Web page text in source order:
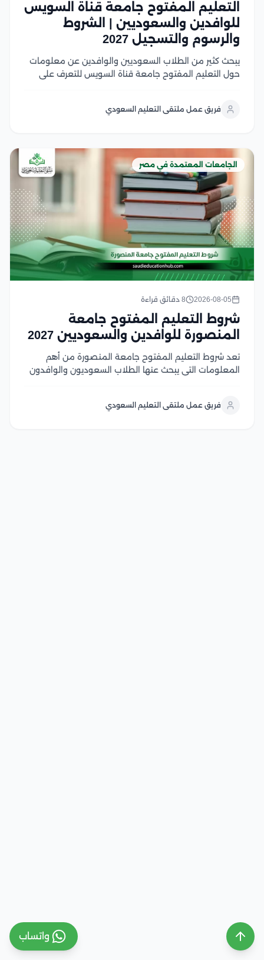
التعليم المفتوح جامعة قناة السويس
للوافدين والسعوديين | الشروط
والرسوم والتسجيل 2027
يبحث كثير من الطلاب السعوديين والوافدين عن معلومات
حول التعليم المفتوح جامعة قناة السويس للتعرف على
شروط القبول، وشروط...
فريق عمل ملتقى التعليم السعودي
الجامعات المعتمدة في مصر
2026-08-05 8 دقائق قراءة
شروط التعليم المفتوح جامعة
المنصورة للوافدين والسعوديين 2027
تعد شروط التعليم المفتوح جامعة المنصورة من أهم
المعلومات التي يبحث عنها الطلاب السعوديون والوافدون
وفق متطلبات مناسبة للدارسين في هذا المقال سوف
فريق عمل ملتقى التعليم السعودي
واتساب